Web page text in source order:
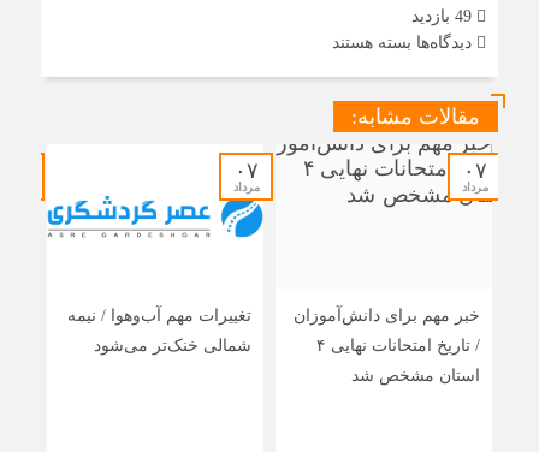
دیدگاه‌ها برای
تازه
واشنگتن
علیه
حزب‌الله
لبنان
بسته هستند
مقالات مشابه:
۰۷
مرداد
خبر مهم برای دانش‌آموزان
/ تاریخ امتحانات نهایی ۴
استان مشخص شد
۰۷
مرداد
تغییرات مهم آب‌وهوا / نیمه
شمالی خنک‌تر می‌شود